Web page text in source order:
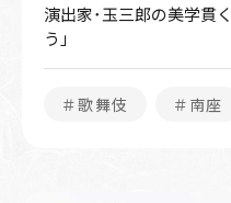
演出家･玉三郎の美学貫
う」
＃歌舞伎 ＃南座